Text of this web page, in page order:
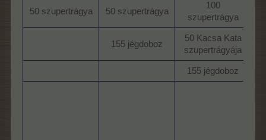
50 szupertrágya​ 50 szupertrágya​
100
szupertrágya​
155 jégdoboz​
50 Kacsa Kata
szupertrágyája​
155 jégdoboz​